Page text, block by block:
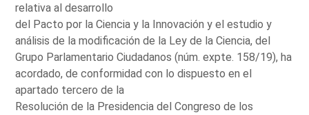
relativa al desarrollo
del Pacto por la Ciencia y la Innovación y el estudio y
análisis de la modificación de la Ley de la Ciencia, del
Grupo Parlamentario Ciudadanos (núm. expte. 158/19), ha
acordado, de conformidad con lo dispuesto en el
apartado tercero de la
Resolución de la Presidencia del Congreso de los